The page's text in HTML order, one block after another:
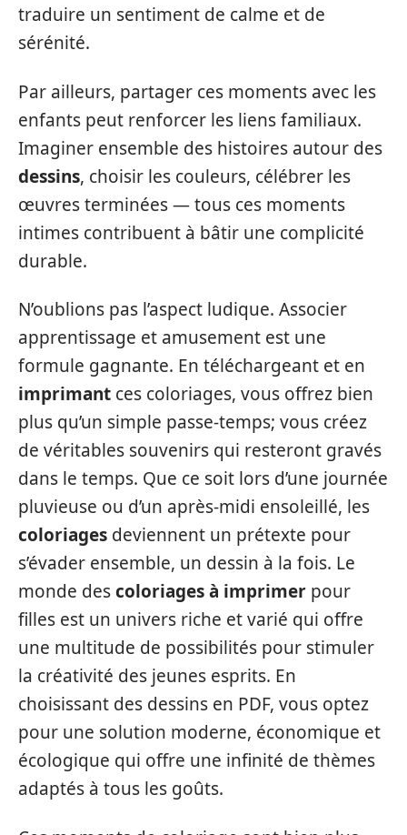
traduire un sentiment de calme et de
sérénité.
Par ailleurs, partager ces moments avec les
enfants peut renforcer les liens familiaux.
Imaginer ensemble des histoires autour des
dessins, choisir les couleurs, célébrer les
œuvres terminées — tous ces moments
intimes contribuent à bâtir une complicité
durable.
N’oublions pas l’aspect ludique. Associer
apprentissage et amusement est une
formule gagnante. En téléchargeant et en
imprimant ces coloriages, vous offrez bien
plus qu’un simple passe-temps; vous créez
de véritables souvenirs qui resteront gravés
dans le temps. Que ce soit lors d’une journée
pluvieuse ou d’un après-midi ensoleillé, les
coloriages deviennent un prétexte pour
s’évader ensemble, un dessin à la fois. Le
monde descoloriages à imprimer pour
filles est un univers riche et varié qui offre
une multitude de possibilités pour stimuler
la créativité des jeunes esprits. En
choisissant des dessins en PDF, vous optez
pour une solution moderne, économique et
écologique qui offre une infinité de thèmes
adaptés à tous les goûts.